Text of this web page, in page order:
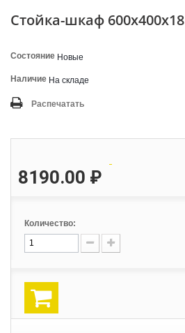
Стойка-шкаф 600х400х18
Состояние Новые
Наличие На складе
Распечатать
8190.00 ₽
Количество: